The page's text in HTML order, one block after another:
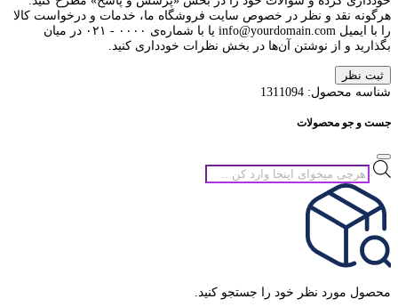
هرگونه نقد و نظر در خصوص سایت فروشگاه ما، خدمات و درخواست کالا
را با ایمیل info@yourdomain.com یا با شماره‌ی ۰۰۰۰ - ۰۲۱ در میان
بگذارید و از نوشتن آن‌ها در بخش نظرات خودداری کنید.
ثبت نظر
شناسه محصول: 1311094
جست و جو محصولات
جستجوی
محصولات
محصول مورد نظر خود را جستجو کنید.